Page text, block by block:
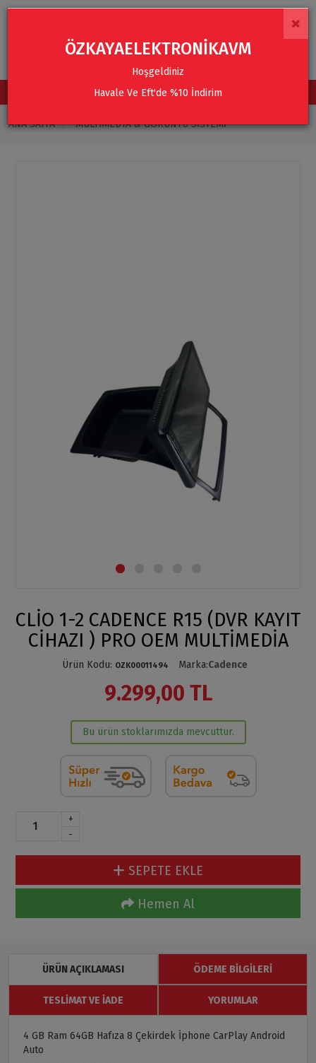
TÜM KATEGORİLER
ANA SAYFA MULTIMEDYA & GÖRÜNTÜ SISTEMI
CLİO 1-2 CADENCE R15 (DVR KAYIT
CİHAZI ) PRO OEM MULTİMEDİA
Ürün Kodu: OZK00011494 Marka:Cadence
9.299,00 TL
Bu ürün stoklarımızda mevcuttur.
+
-
SEPETE EKLE
Hemen Al
ÜRÜN AÇIKLAMASI ÖDEME BILGILERI
TESLIMAT VE İADE YORUMLAR
4 GB Ram 64GB Hafıza 8 Çekirdek İphone CarPlay Android
Auto
×
ÖZKAYAELEKTRONİKAVM
Hoşgeldiniz
Havale Ve Eft'de %10 İndirim